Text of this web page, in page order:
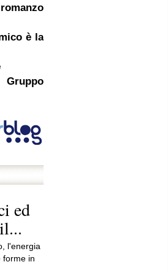
è la
Gruppo
ed
l'energia
forme in